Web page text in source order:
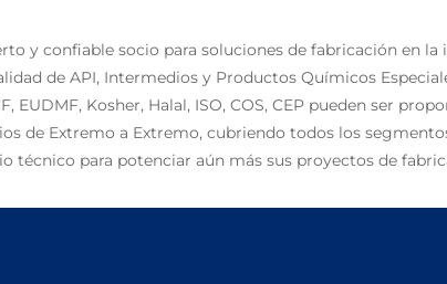
y confiable socio para soluciones de fabricación en
de API, Intermedios y Productos Químicos
EUDMF, Kosher, Halal, ISO, COS, CEP pueden ser
de Extremo a Extremo, cubriendo todos los
técnico para potenciar aún más sus proyectos de